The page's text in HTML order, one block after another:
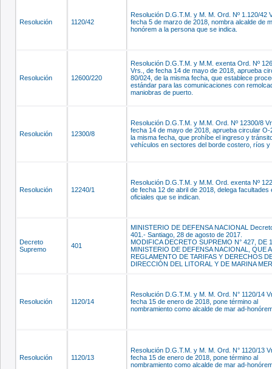
Resolución 1120/42
Resolución D.G.T.M. y M. M. Ord. Nº 1.120/42
fecha 5 de marzo de 2018, nombra alcalde de
honórem a la persona que se indica.
Resolución 12600/220
Resolución D.G.T.M. y M.M. exenta Ord. Nº
Vrs., de fecha 14 de mayo de 2018, aprueba
80/024, de la misma fecha, que establece
estándar para las comunicaciones con
maniobras de puerto.
Resolución 12300/8
Resolución D.G.T.M. y M.M. Ord. Nº 12300/8
fecha 14 de mayo de 2018, aprueba circular O-
la misma fecha, que prohíbe el ingreso y
vehículos en sectores del borde costero, ríos y
Resolución 12240/1
Resolución D.G.T.M. y M.M. Ord. exenta Nº
de fecha 12 de abril de 2018, delega facultades
oficiales que se indican.
Decreto
Supremo
401
MINISTERIO DE DEFENSA NACIONAL
401.- Santiago, 28 de agosto de 2017.
MODIFICA DECRETO SUPREMO N° 427, DE
MINISTERIO DE DEFENSA NACIONAL, QUE
REGLAMENTO DE TARIFAS Y DERECHOS
DIRECCIÓN DEL LITORAL Y DE MARINA
Resolución 1120/14
Resolución D.G.T.M. y M. M. Ord. N° 1120/14
fecha 15 de enero de 2018, pone término al
nombramiento como alcalde de mar ad-
Resolución 1120/13
Resolución D.G.T.M. y M. M. Ord. N° 1120/13
fecha 15 de enero de 2018, pone término al
nombramiento como alcalde de mar ad-